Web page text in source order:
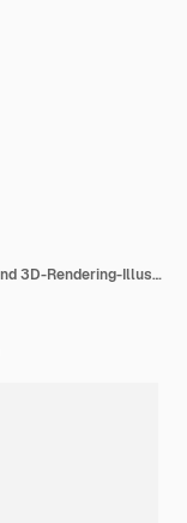
Frachtwagen isoliert auf dem Hintergrund 3D-Rendering-Illustration